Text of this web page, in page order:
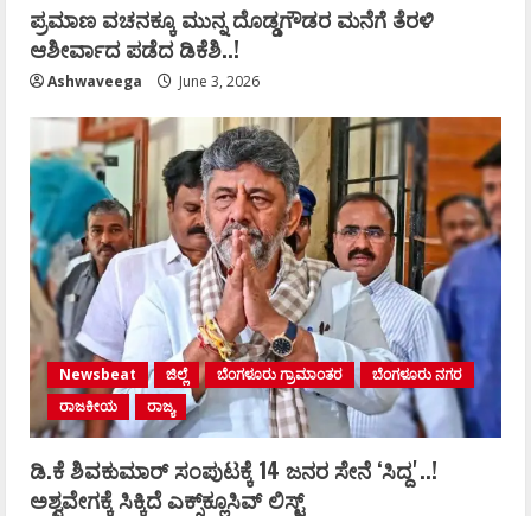
ಪ್ರಮಾಣ ವಚನಕ್ಕೂ ಮುನ್ನ ದೊಡ್ಡಗೌಡರ ಮನೆಗೆ ತೆರಳಿ
ಆಶೀರ್ವಾದ ಪಡೆದ ಡಿಕೆಶಿ..!
Ashwaveega June 3, 2026
Newsbeat ಜಿಲ್ಲೆ ಬೆಂಗಳೂರು ಗ್ರಾಮಾಂತರ
ಬೆಂಗಳೂರು ನಗರ
ರಾಜಕೀಯ
ರಾಜ್ಯ
ಡಿ.ಕೆ ಶಿವಕುಮಾರ್‌ ಸಂಪುಟಕ್ಕೆ 14 ಜನರ ಸೇನೆ ʻಸಿದ್ದʼ..!
ಅಶ್ವವೇಗಕ್ಕೆ ಸಿಕ್ಕಿದೆ ಎಕ್ಸ್‌ಕ್ಲೂಸಿವ್‌ ಲಿಸ್ಟ್‌